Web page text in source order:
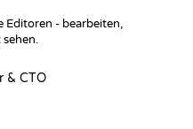
Editoren - bearbeiten,
& CTO